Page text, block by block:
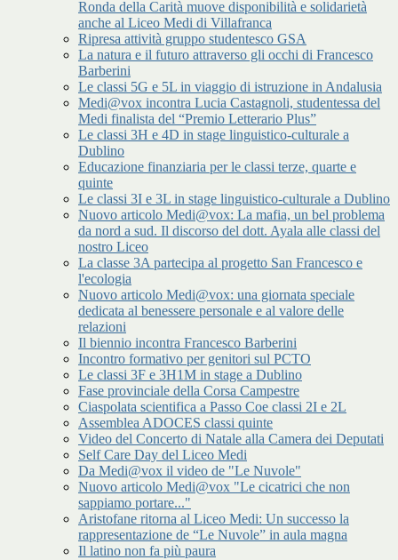
Ronda della Carità muove disponibilità e solidarietà
anche al Liceo Medi di Villafranca
Ripresa attività gruppo studentesco GSA
La natura e il futuro attraverso gli occhi di Francesco
Barberini
Le classi 5G e 5L in viaggio di istruzione in Andalusia
Medi@vox incontra Lucia Castagnoli, studentessa del
Medi finalista del “Premio Letterario Plus”
Le classi 3H e 4D in stage linguistico-culturale a
Dublino
Educazione finanziaria per le classi terze, quarte e
quinte
Le classi 3I e 3L in stage linguistico-culturale a Dublino
Nuovo articolo Medi@vox: La mafia, un bel problema
da nord a sud. Il discorso del dott. Ayala alle classi del
nostro Liceo
La classe 3A partecipa al progetto San Francesco e
l'ecologia
Nuovo articolo Medi@vox: una giornata speciale
dedicata al benessere personale e al valore delle
relazioni
Il biennio incontra Francesco Barberini
Incontro formativo per genitori sul PCTO
Le classi 3F e 3H1M in stage a Dublino
Fase provinciale della Corsa Campestre
Ciaspolata scientifica a Passo Coe classi 2I e 2L
Assemblea ADOCES classi quinte
Video del Concerto di Natale alla Camera dei Deputati
Self Care Day del Liceo Medi
Da Medi@vox il video de "Le Nuvole"
Nuovo articolo Medi@vox "Le cicatrici che non
sappiamo portare..."
Aristofane ritorna al Liceo Medi: Un successo la
rappresentazione de “Le Nuvole” in aula magna
Il latino non fa più paura